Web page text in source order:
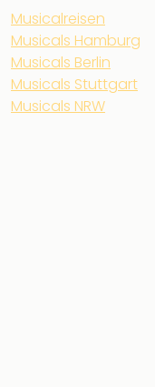
Musicalreisen
Musicals Hamburg
Musicals Berlin
Musicals Stuttgart
Musicals NRW